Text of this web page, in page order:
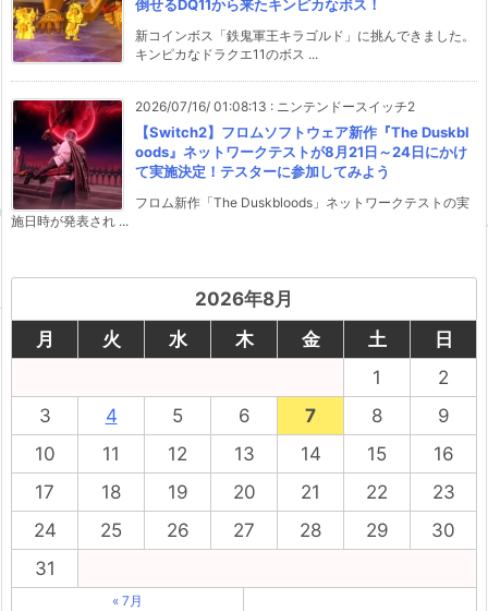
倒せるDQ11から来たキンピカなボス！
新コインボス「鉄鬼軍王キラゴルド」に挑んできました。
キンピカなドラクエ11のボス ...
2026/07/16/ 01:08:13 : ニンテンドースイッチ2
【Switch2】フロムソフトウェア新作『The Duskbl
oods』ネットワークテストが8月21日～24日にかけ
て実施決定！テスターに参加してみよう
フロム新作「The Duskbloods」ネットワークテストの実
施日時が発表され ...
2026年8月
月
火 水 木 金 土
日
1
2
3
4 5 6 7 8
9
10
11 12 13 14 15
16
17
18 19 20 21 22
23
24
25 26 27 28 29
30
31
« 7月